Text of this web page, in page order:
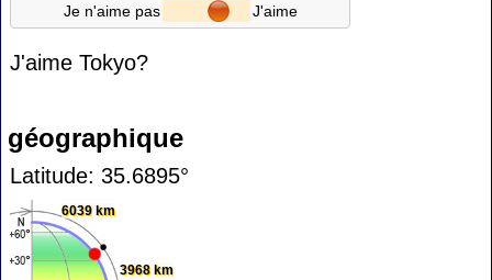
Je n'aime pas
J'aime
J'aime Tokyo?
géographique
Latitude: 35.6895°
6039 km
3968 km